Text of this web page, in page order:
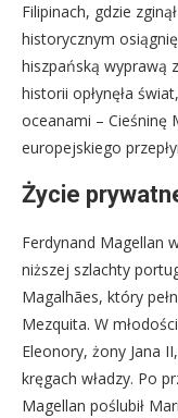
Filipinach, gdzie
historycznym
hiszpańską wyprawą
historii opłynęła
oceanami – Cieśninę
europejskiego
Życie
Ferdynand Magellan
niższej szlachty
Magalhães, który
Mezquita. W
Eleonory, żony Jana
kręgach władzy. Po
Magellan poślubił